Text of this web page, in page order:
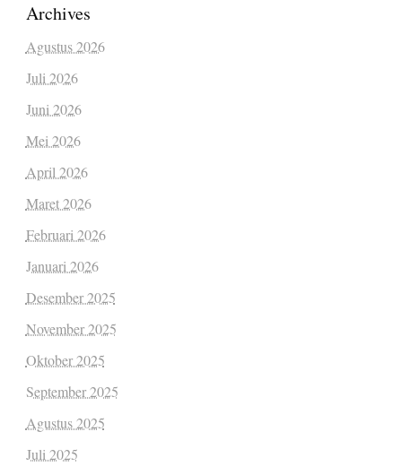
Archives
Agustus 2026
Juli 2026
Juni 2026
Mei 2026
April 2026
Maret 2026
Februari 2026
Januari 2026
Desember 2025
November 2025
Oktober 2025
September 2025
Agustus 2025
Juli 2025